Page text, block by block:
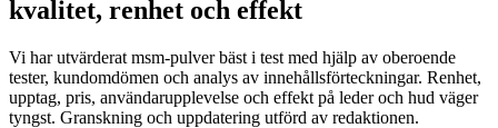
kvalitet, renhet och effekt
Vi har utvärderat msm-pulver bäst i test med hjälp av oberoende
tester, kundomdömen och analys av innehållsförteckningar. Renhet,
upptag, pris, användarupplevelse och effekt på leder och hud väger
tyngst. Granskning och uppdatering utförd av redaktionen.